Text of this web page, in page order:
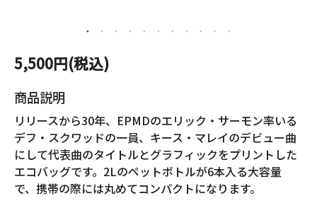
5,500円(税込)
商品説明
リリースから30年、EPMDのエリック・サーモン率いる
デフ・スクワッドの一員、キース・マレイのデビュー曲
にして代表曲のタイトルとグラフィックをプリントした
エコバッグです。2Lのペットボトルが6本入る大容量
で、携帯の際には丸めてコンパクトになります。